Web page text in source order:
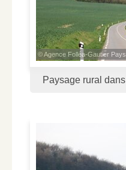
© Agence Folléa-Gautier
Paysage rural